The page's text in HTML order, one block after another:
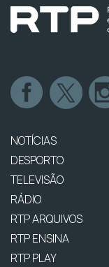
NOTÍCIAS
DESPORTO
TELEVISÃO
RÁDIO
RTP ARQUIVOS
RTP ENSINA
RTP PLAY